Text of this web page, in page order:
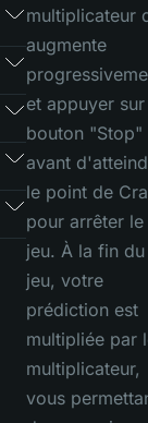
multiplicateur
augmente
et appuyer
bouton "Stop"
avant
le point de
pour arrêter le
jeu. À la fin du
jeu, votre
prédiction est
multipliée par
multiplicateur,
vous